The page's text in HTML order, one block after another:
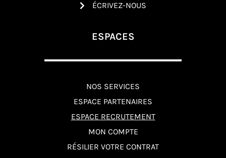
ÉCRIVEZ-NOUS
ESPACES
NOS SERVICES
ESPACE PARTENAIRES
ESPACE RECRUTEMENT
MON COMPTE
RÉSILIER VOTRE CONTRAT